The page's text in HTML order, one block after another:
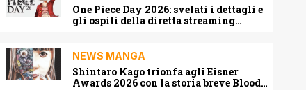
One Piece Day 2026: svelati i dettagli e
gli ospiti della diretta streaming
NEWS MANGA
Shintaro Kago trionfa agli Eisner
Awards 2026 con la storia breve Blood